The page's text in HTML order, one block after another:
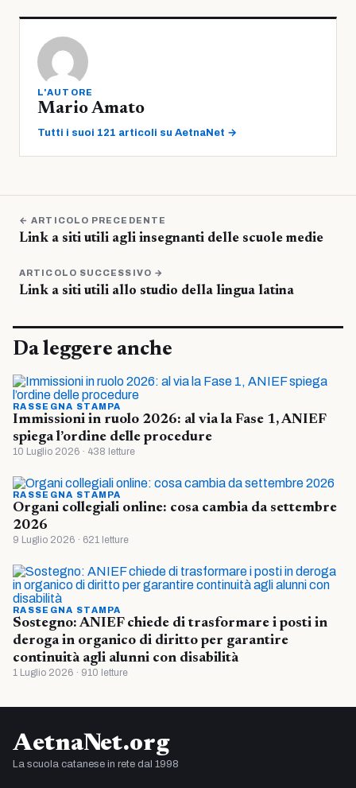
L'AUTORE
Mario Amato
Tutti i suoi 121 articoli su AetnaNet →
← ARTICOLO PRECEDENTE
Link a siti utili agli insegnanti delle scuole medie
ARTICOLO SUCCESSIVO →
Link a siti utili allo studio della lingua latina
Da leggere anche
RASSEGNA STAMPA
Immissioni in ruolo 2026: al via la Fase 1, ANIEF
spiega l’ordine delle procedure
10 Luglio 2026 · 438 letture
RASSEGNA STAMPA
Organi collegiali online: cosa cambia da settembre
2026
9 Luglio 2026 · 621 letture
RASSEGNA STAMPA
Sostegno: ANIEF chiede di trasformare i posti in
deroga in organico di diritto per garantire
continuità agli alunni con disabilità
1 Luglio 2026 · 910 letture
AetnaNet.org
La scuola catanese in rete dal 1998